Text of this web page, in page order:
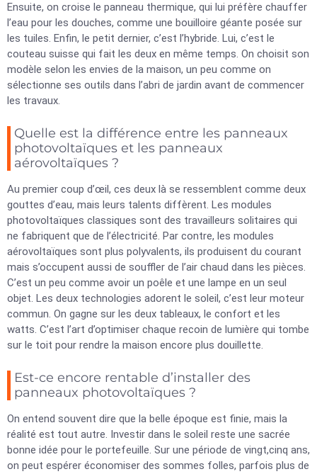
Ensuite, on croise le panneau thermique, qui lui préfère chauffer
l’eau pour les douches, comme une bouilloire géante posée sur
les tuiles. Enfin, le petit dernier, c’est l’hybride. Lui, c’est le
couteau suisse qui fait les deux en même temps. On choisit son
modèle selon les envies de la maison, un peu comme on
sélectionne ses outils dans l’abri de jardin avant de commencer
les travaux.
Quelle est la différence entre les panneaux
photovoltaïques et les panneaux
aérovoltaïques ?
Au premier coup d’œil, ces deux là se ressemblent comme deux
gouttes d’eau, mais leurs talents diffèrent. Les modules
photovoltaïques classiques sont des travailleurs solitaires qui
ne fabriquent que de l’électricité. Par contre, les modules
aérovoltaïques sont plus polyvalents, ils produisent du courant
mais s’occupent aussi de souffler de l’air chaud dans les pièces.
C’est un peu comme avoir un poêle et une lampe en un seul
objet. Les deux technologies adorent le soleil, c’est leur moteur
commun. On gagne sur les deux tableaux, le confort et les
watts. C’est l’art d’optimiser chaque recoin de lumière qui tombe
sur le toit pour rendre la maison encore plus douillette.
Est-ce encore rentable d’installer des
panneaux photovoltaïques ?
On entend souvent dire que la belle époque est finie, mais la
réalité est tout autre. Investir dans le soleil reste une sacrée
bonne idée pour le portefeuille. Sur une période de vingt,cinq ans,
on peut espérer économiser des sommes folles, parfois plus de